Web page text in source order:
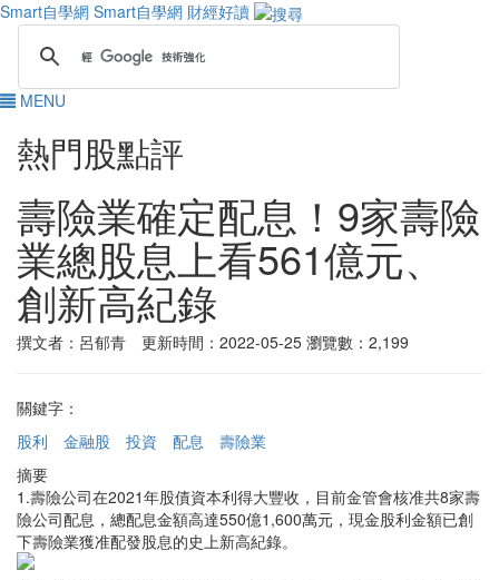
Smart自學網 Smart自學網 財經好讀
MENU
熱門股點評
壽險業確定配息！9家壽險
業總股息上看561億元、
創新高紀錄
撰文者：呂郁青 更新時間：2022-05-25 瀏覽數：2,199
關鍵字：
股利
金融股 投資 配息
壽險業
摘要
1.壽險公司在2021年股債資本利得大豐收，目前金管會核准共8家壽
險公司配息，總配息金額高達550億1,600萬元，現金股利金額已創
下壽險業獲准配發股息的史上新高紀錄。